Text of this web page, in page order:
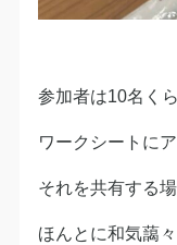
参加者は10名く
ワークシートに
それを共有する
ほんとに和気藹々